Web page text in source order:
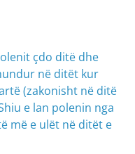
çdo ditë dhe
në ditët kur
(zakonisht në ditë
e lan polenin nga
më e ulët në ditët e